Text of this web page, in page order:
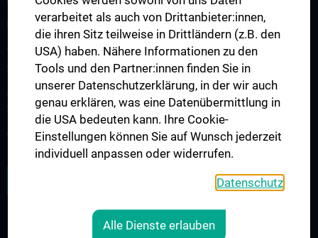
Neuromuscular Diseases Research Group
Arbeitsgruppe für Neuroonkologie
Science & Research of the working group "Neuropsychology"
Arbeitsgruppe für Schlafstörungen und schlafassoziierte
Störungen
Arbeitsgruppe für Schwindel- und Gleichgewichtsstörungen
verarbeitet als auch von Drittanbieter:innen,
die ihren Sitz teilweise in Drittländern (z.B. den
USA) haben. Nähere Informationen zu den
Tools und den Partner:innen finden Sie in
unserer Datenschutzerklärung, in der wir auch
genau erklären, was eine Datenübermittlung in
die USA bedeuten kann. Ihre Cookie-
Einstellungen können Sie auf Wunsch jederzeit
individuell anpassen oder widerrufen.
Datenschutz
Alle Dienste erlauben